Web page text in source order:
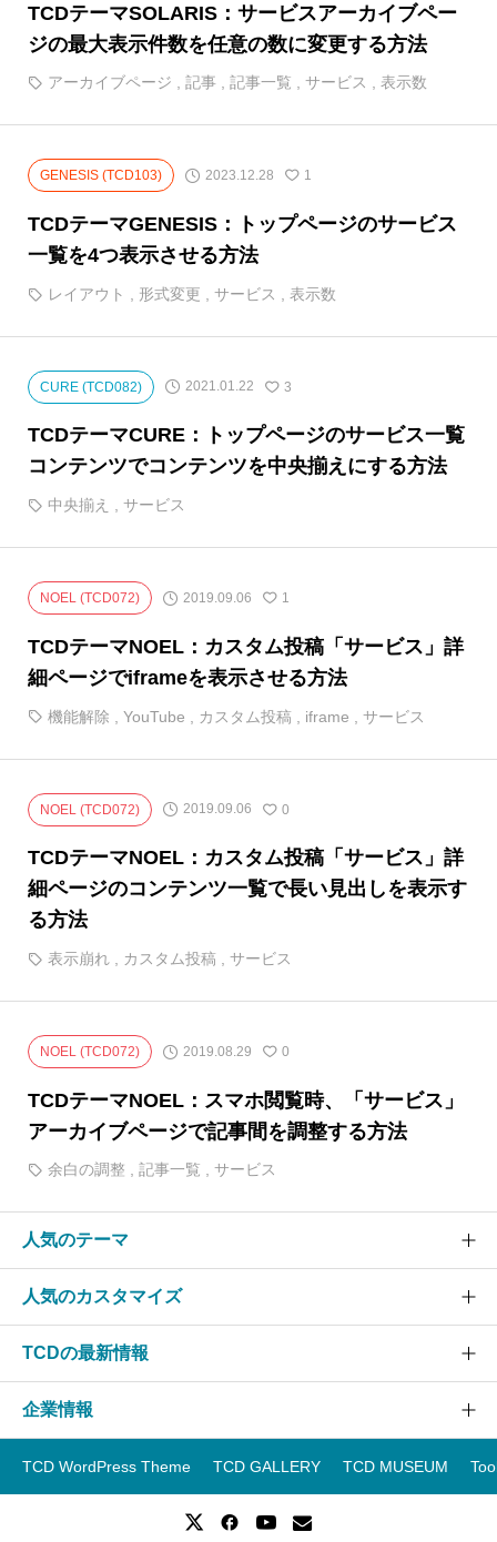
TCDテーマSOLARIS：サービスアーカイブペー
ジの最大表示件数を任意の数に変更する方法
アーカイブページ , 記事 , 記事一覧 , サービス , 表示数
GENESIS (TCD103) 2023.12.28 1
TCDテーマGENESIS：トップページのサービス
一覧を4つ表示させる方法
レイアウト 形式変更 サービス 表示数
CURE (TCD082) 2021.01.22 3
TCDテーマCURE：トップページのサービス一覧
コンテンツでコンテンツを中央揃えにする方法
中央揃え , サービス
NOEL (TCD072) 2019.09.06 1
TCDテーマNOEL：カスタム投稿「サービス」詳
細ページでiframeを表示させる方法
機能解除 YouTube カスタム投稿 iframe サービス
NOEL (TCD072) 2019.09.06 0
TCDテーマNOEL：カスタム投稿「サービス」詳
細ページのコンテンツ一覧で長い見出しを表示す
る方法
表示崩れ カスタム投稿 サービス
NOEL (TCD072) 2019.08.29 0
TCDテーマNOEL：スマホ閲覧時、「サービス」
アーカイブページで記事間を調整する方法
余白の調整 , 記事一覧 , サービス
人気のテーマ
SOLARIS
NANO
人気のカスタマイズ
グローバルメニュー
フッター
TCDの最新情報
TCDニュース
企業情報
運営会社
TCD WordPress Theme TCD GALLERY TCD MUSEUM